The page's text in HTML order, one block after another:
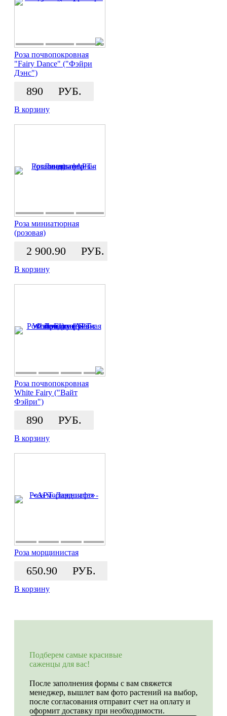
Роза почвопокровная
"Fairy Dance" ("Фэйри
Дэнс")
890 РУБ.
В корзину
Роза миниатюрная
(розовая)
2 900.90 РУБ.
В корзину
Роза почвопокровная
White Fairy ("Вайт
Фэйри")
890 РУБ.
В корзину
Роза морщинистая
650.90 РУБ.
В корзину
Подберем самые красивые
саженцы для вас!
После заполнения формы с вам свяжется
менеджер, вышлет вам фото растений на выбор,
после согласования отправит счет на оплату и
оформит доставку при необходимости.